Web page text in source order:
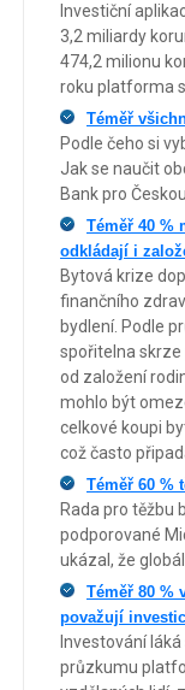
Investiční
3,2 miliardy
474,2 milionu
roku platforma
Téměř
Podle čeho si
Jak se naučit
Bank pro
Téměř 40 %
odkládají i
Bytová krize
finančního
bydlení. Podle
spořitelna skrze
od založení
mohlo být
celkové koupi
což často
Téměř 60 %
Rada pro těžbu
podporované
ukázal, že
Téměř 80 %
považují
Investování
průzkumu